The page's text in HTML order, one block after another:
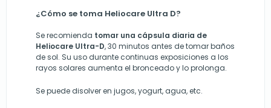
¿Cómo se toma Heliocare Ultra D?
Se recomienda tomar una cápsula diaria de
Heliocare Ultra-D, 30 minutos antes de tomar baños
de sol. Su uso durante continuas exposiciones a los
rayos solares aumenta el bronceado y lo prolonga.
Se puede disolver en jugos, yogurt, agua, etc.